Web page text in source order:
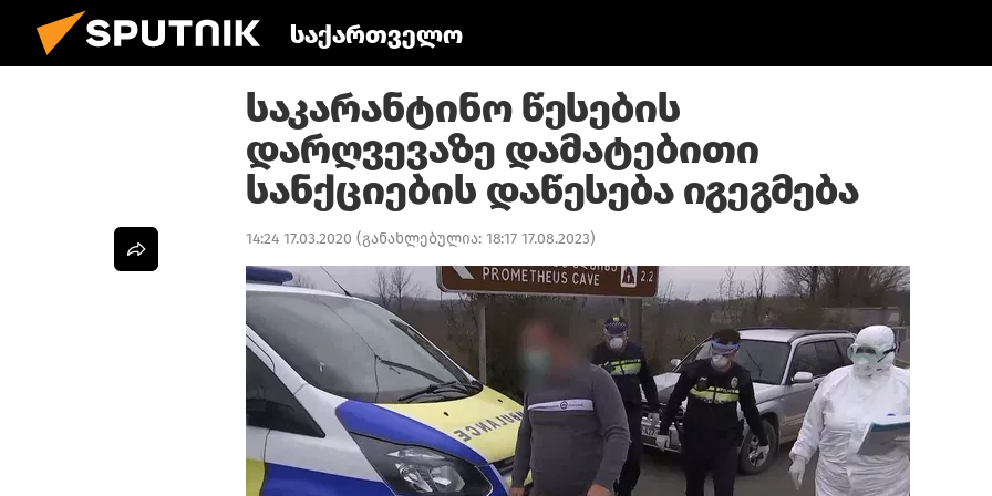
საქართველო
საკარანტინო წესების
დარღვევაზე დამატებითი
სანქციების დაწესება იგეგმება
14:24 17.03.2020 (განახლებულია: 18:17 17.08.2023)